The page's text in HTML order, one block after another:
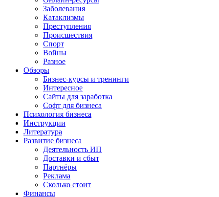
Заболевания
Катаклизмы
Преступления
Происшествия
Спорт
Войны
Разное
Обзоры
Бизнес-курсы и тренинги
Интересное
Сайты для заработка
Софт для бизнеса
Психология бизнеса
Инструкции
Литература
Развитие бизнеса
Деятельность ИП
Доставки и сбыт
Партнёры
Реклама
Сколько стоит
Финансы